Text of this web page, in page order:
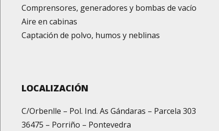
Comprensores, generadores y bombas de vacío
Aire en cabinas
Captación de polvo, humos y neblinas
LOCALIZACIÓN
C/Orbenlle – Pol. Ind. As Gándaras – Parcela 303
36475 – Porriño – Pontevedra